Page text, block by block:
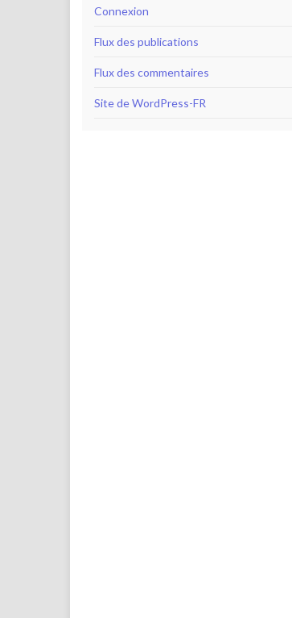
Connexion
Flux des publications
Flux des commentaires
Site de WordPress-FR